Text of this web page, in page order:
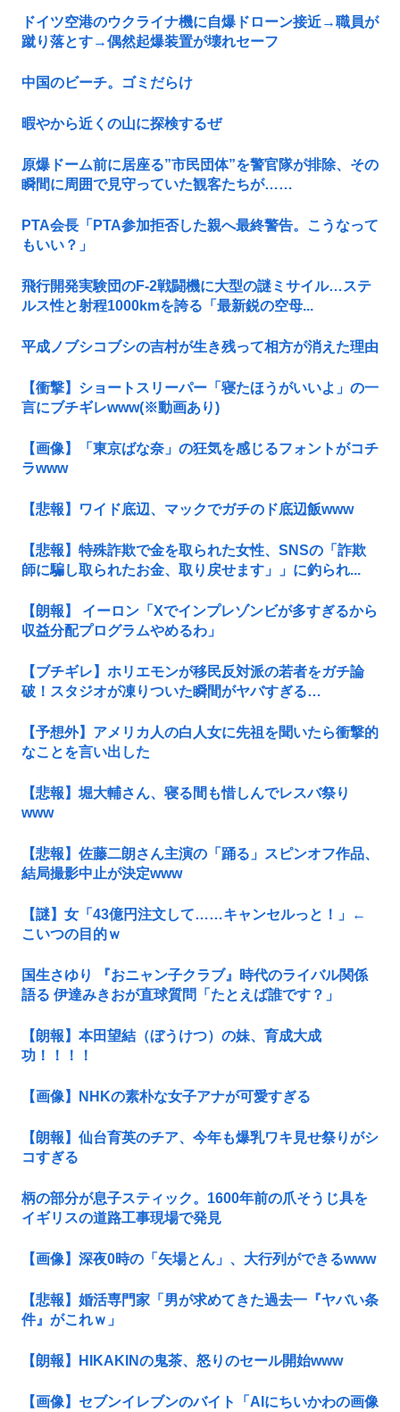
ドイツ空港のウクライナ機に自爆ドローン接近→職員が
蹴り落とす→偶然起爆装置が壊れセーフ
中国のビーチ。ゴミだらけ
暇やから近くの山に探検するぜ
原爆ドーム前に居座る”市民団体”を警官隊が排除、その
瞬間に周囲で見守っていた観客たちが……
PTA会長「PTA参加拒否した親へ最終警告。こうなって
もいい？」
飛行開発実験団のF-2戦闘機に大型の謎ミサイル…ステ
ルス性と射程1000kmを誇る「最新鋭の空母...
平成ノブシコブシの吉村が生き残って相方が消えた理由
【衝撃】ショートスリーパー「寝たほうがいいよ」の一
言にブチギレwww(※動画あり)
【画像】「東京ばな奈」の狂気を感じるフォントがコチ
ラwww
【悲報】ワイド底辺、マックでガチのド底辺飯www
【悲報】特殊詐欺で金を取られた女性、SNSの「詐欺
師に騙し取られたお金、取り戻せます」」に釣られ...
【朗報】 イーロン「Xでインプレゾンビが多すぎるから
収益分配プログラムやめるわ」
【ブチギレ】ホリエモンが移民反対派の若者をガチ論
破！スタジオが凍りついた瞬間がヤバすぎる…
【予想外】アメリカ人の白人女に先祖を聞いたら衝撃的
なことを言い出した
【悲報】堀大輔さん、寝る間も惜しんでレスバ祭り
www
【悲報】佐藤二朗さん主演の「踊る」スピンオフ作品、
結局撮影中止が決定www
【謎】女「43億円注文して……キャンセルっと！」←
こいつの目的ｗ
国生さゆり 『おニャン子クラブ』時代のライバル関係
語る 伊達みきおが直球質問「たとえば誰です？」
【朗報】本田望結（ぼうけつ）の妹、育成大成
功！！！！
【画像】NHKの素朴な女子アナが可愛すぎる
【朗報】仙台育英のチア、今年も爆乳ワキ見せ祭りがシ
コすぎる
柄の部分が息子スティック。1600年前の爪そうじ具を
イギリスの道路工事現場で発見
【画像】深夜0時の「矢場とん」、大行列ができるwww
【悲報】婚活専門家「男が求めてきた過去一『ヤバい条
件』がこれｗ」
【朗報】HIKAKINの鬼茶、怒りのセール開始www
【画像】セブンイレブンのバイト「AIにちいかわの画像